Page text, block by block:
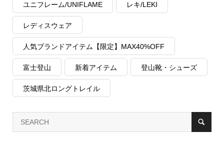
ユニフレーム/UNIFLAME レキ/LEKI
レディスウェア
人気ブランドアイテム【限定】MAX40%OFF
富士登山 新着アイテム 登山靴・シューズ
茨城県北ロングトレイル